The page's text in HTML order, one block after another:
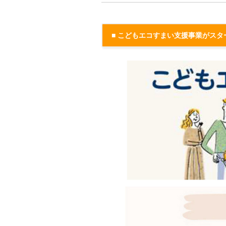
■ こどもエコすまい支援事業がスタ